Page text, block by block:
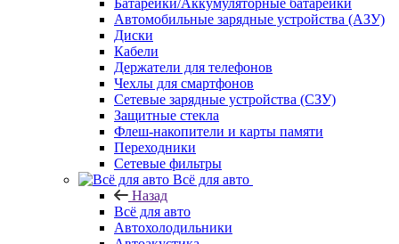
Батарейки/Аккумуляторные батарейки
Автомобильные зарядные устройства (АЗУ)
Диски
Кабели
Держатели для телефонов
Чехлы для смартфонов
Сетевые зарядные устройства (СЗУ)
Защитные стекла
Флеш-накопители и карты памяти
Переходники
Сетевые фильтры
Всё для авто
Назад
Всё для авто
Автохолодильники